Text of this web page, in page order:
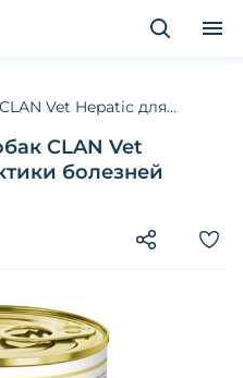
Vet Hepatic для
CLAN Vet
болезней